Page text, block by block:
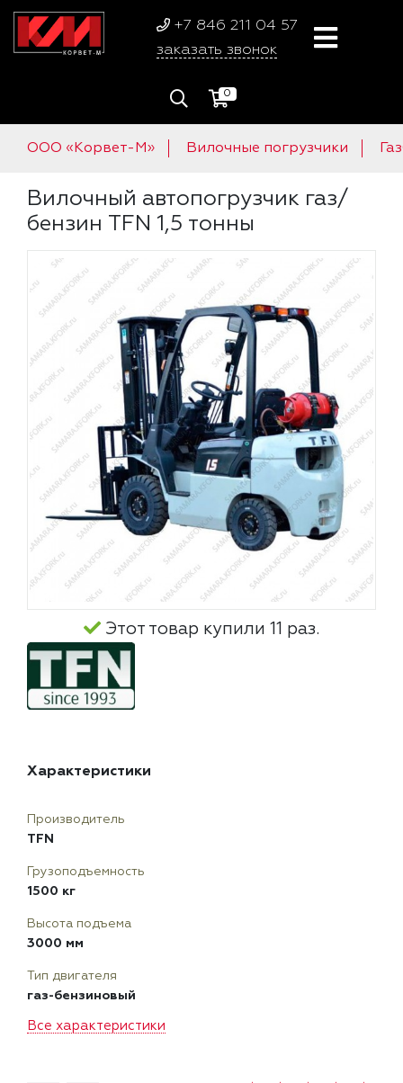
+7 846 211 04 57
заказать звонок
0
ООО «Корвет-М» Вилочные погрузчики
Вилочный автопогрузчик газ/
бензин TFN 1,5 тонны
Этот товар купили 11 раз.
Характеристики
Все характеристики
Производитель
TFN
Грузоподъемность
1500 кг
Высота подъема
3000 мм
Тип двигателя
газ-бензиновый